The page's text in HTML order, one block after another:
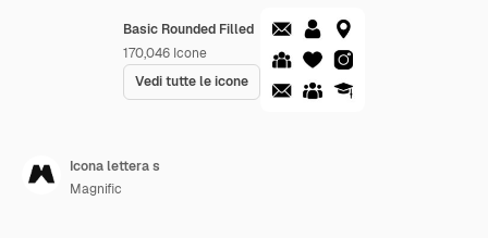
Basic Rounded Filled
170,046 Icone
Vedi tutte le icone
Icona lettera s
Magnific